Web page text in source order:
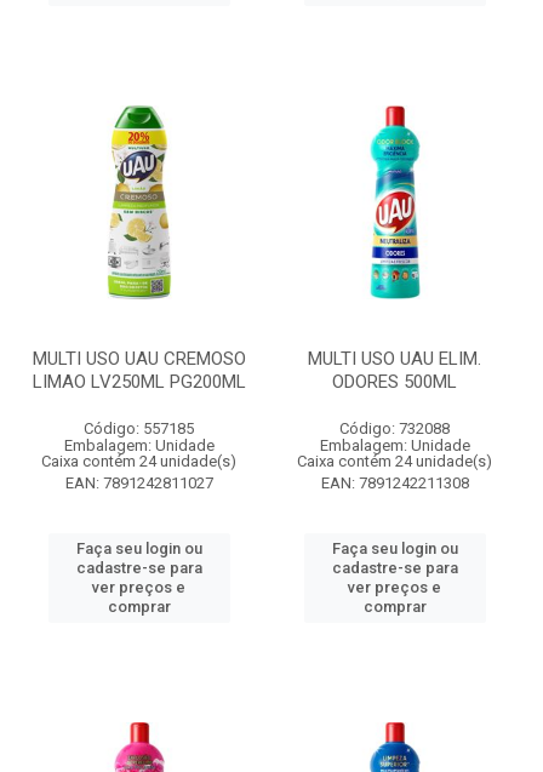
MULTI USO UAU CREMOSO
LIMAO LV250ML PG200ML
Código: 557185
Embalagem: Unidade
Caixa contém 24 unidade(s)
EAN: 7891242811027
Faça seu login ou
cadastre-se para
ver preços e
comprar
MULTI USO UAU ELIM.
ODORES 500ML
Código: 732088
Embalagem: Unidade
Caixa contém 24 unidade(s)
EAN: 7891242211308
Faça seu login ou
cadastre-se para
ver preços e
comprar